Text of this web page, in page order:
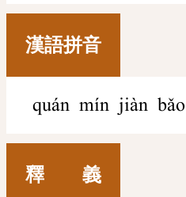
漢語拼音
quán mín jiàn bǎo
釋 義